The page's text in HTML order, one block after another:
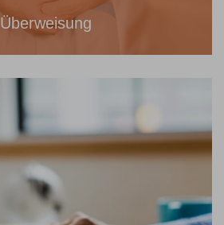
Überweisung